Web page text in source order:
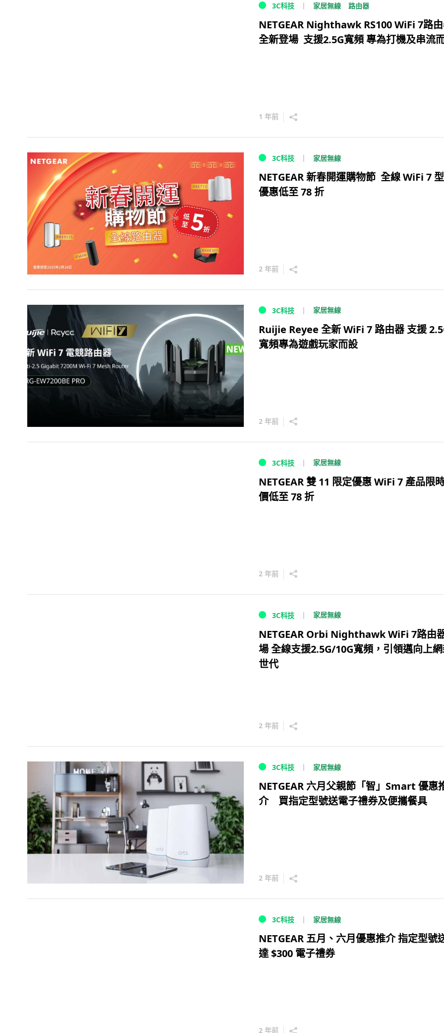
3C科技 家居無線 路由器
NETGEAR Nighthawk RS100 WiFi 7路
全新登場 支援2.5G寬頻 專為打機及串流
1 年前
3C科技 家居無線
NETGEAR 新春開運購物節 全線 WiFi 7
優惠低至 78 折
2 年前
3C科技 家居無線
Ruijie Reyee 全新 WiFi 7 路由器 支援
寬頻專為遊戲玩家而設
2 年前
3C科技 家居無線
NETGEAR 雙 11 限定優惠 WiFi 7 產品限
價低至 78 折
2 年前
3C科技 家居無線
NETGEAR Orbi Nighthawk WiFi 7路由
場 全線支援2.5G/10G寬頻，引領邁向上
世代
2 年前
3C科技 家居無線
NETGEAR 六月父親節「智」Smart 優惠
介 買指定型號送電子禮券及便攜餐具
2 年前
3C科技 家居無線
NETGEAR 五月、六月優惠推介 指定型號
達 $300 電子禮券
2 年前